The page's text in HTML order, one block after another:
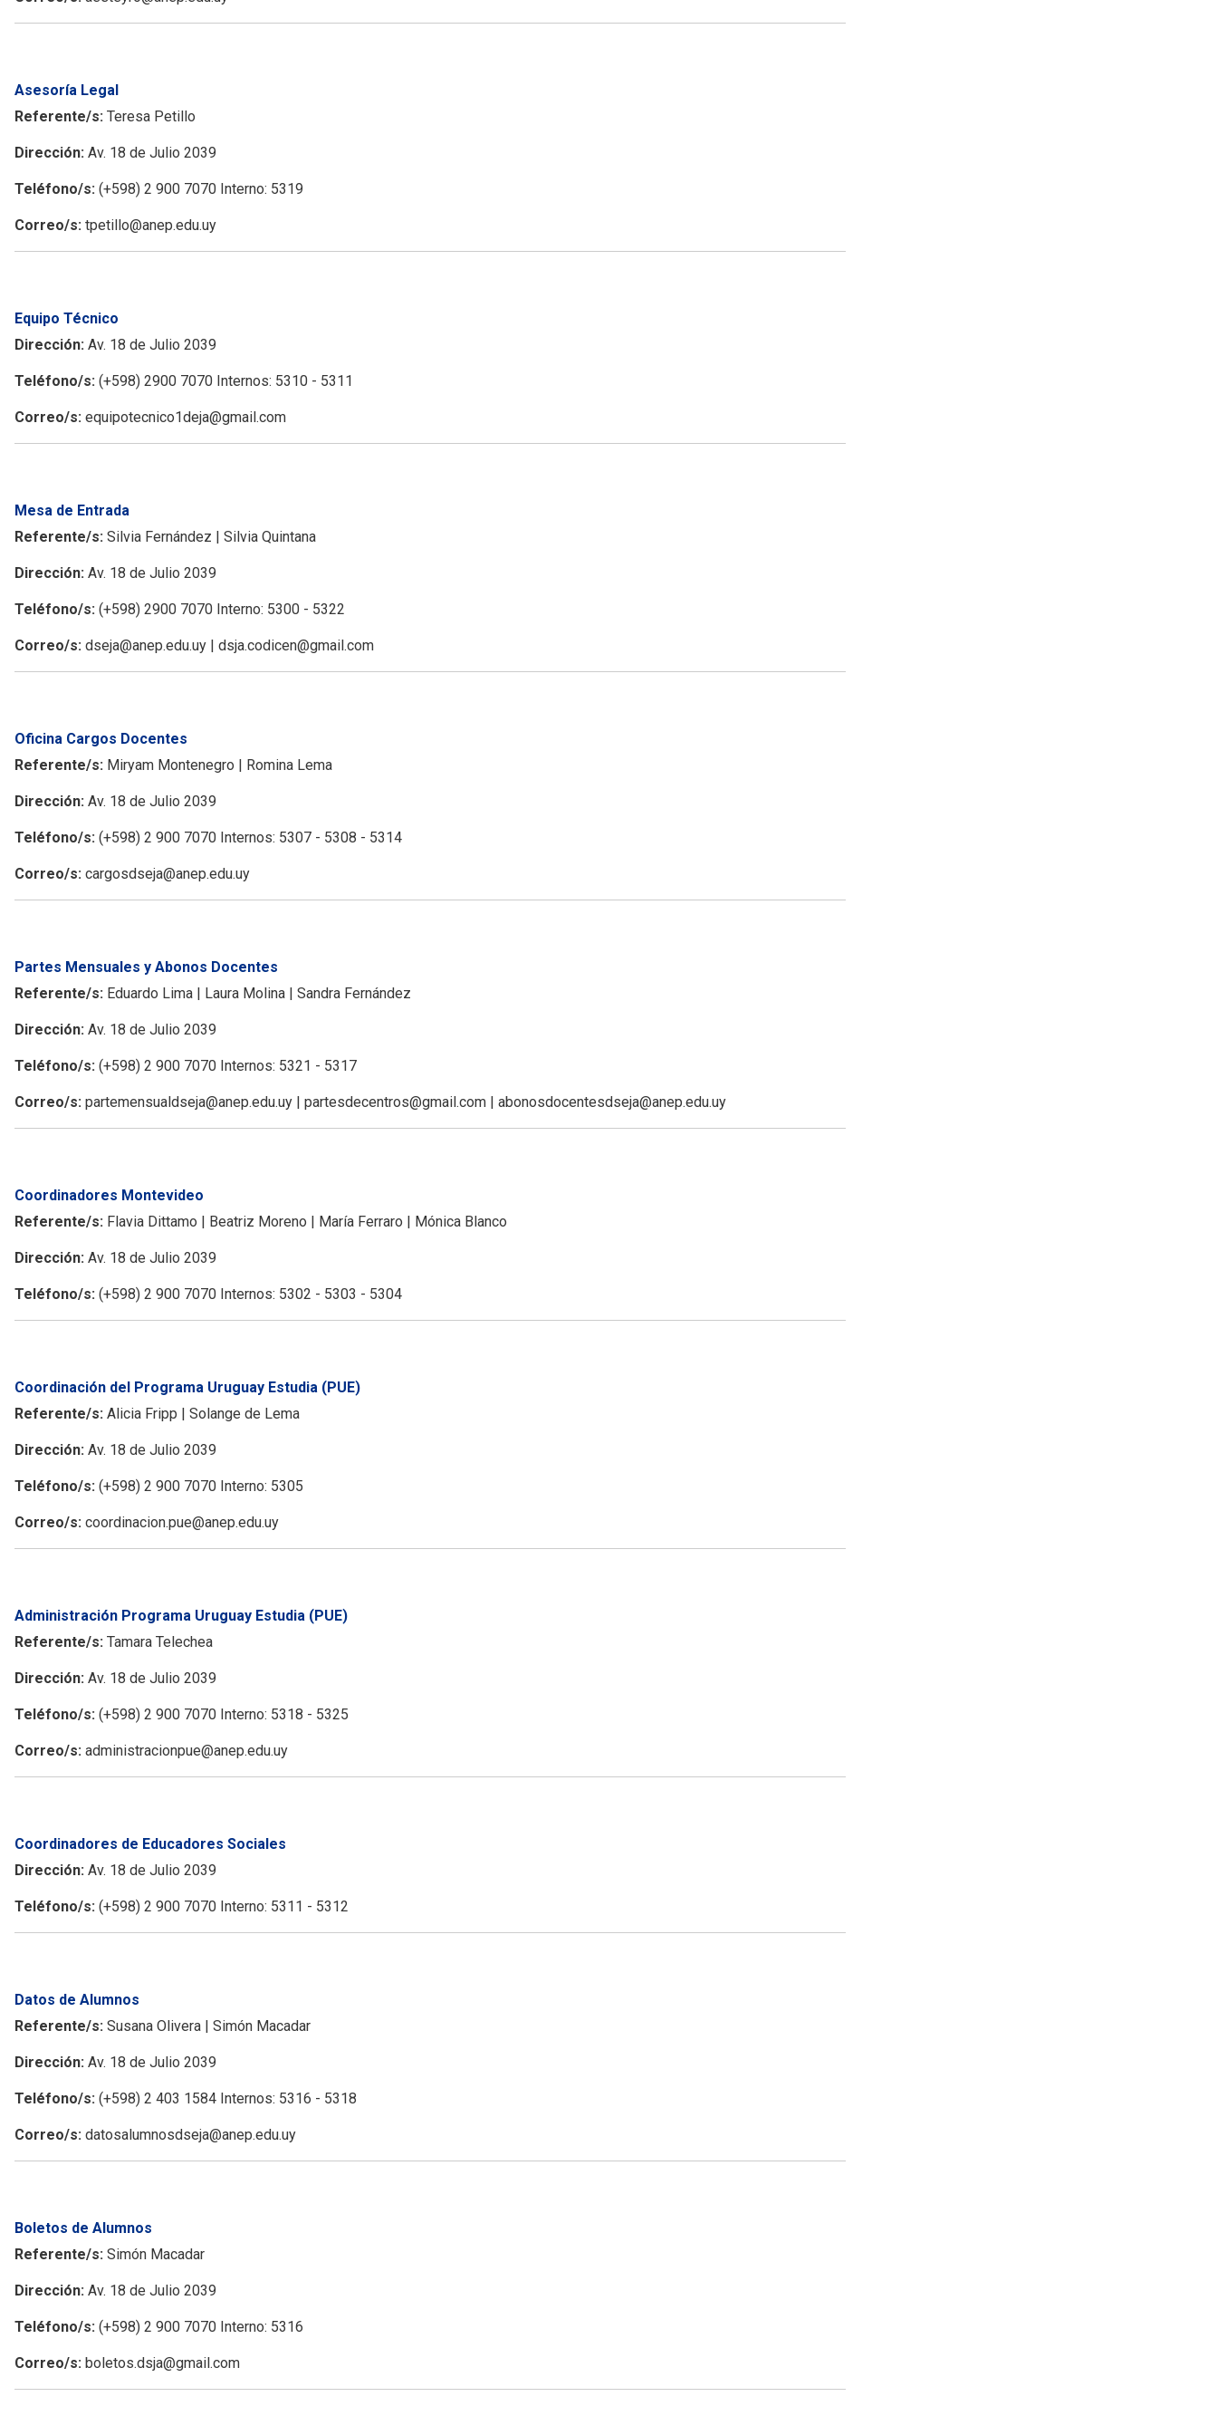
Asesoría Legal
Referente/s: Teresa Petillo
Dirección: Av. 18 de Julio 2039
Teléfono/s: (+598) 2 900 7070 Interno: 5319
Correo/s: tpetillo@anep.edu.uy
Equipo Técnico
Dirección: Av. 18 de Julio 2039
Teléfono/s: (+598) 2900 7070 Internos: 5310 - 5311
Correo/s: equipotecnico1deja@gmail.com
Mesa de Entrada
Referente/s: Silvia Fernández | Silvia Quintana
Dirección: Av. 18 de Julio 2039
Teléfono/s: (+598) 2900 7070 Interno: 5300 - 5322
Correo/s: dseja@anep.edu.uy | dsja.codicen@gmail.com
Oficina Cargos Docentes
Referente/s: Miryam Montenegro | Romina Lema
Dirección: Av. 18 de Julio 2039
Teléfono/s: (+598) 2 900 7070 Internos: 5307 - 5308 - 5314
Correo/s: cargosdseja@anep.edu.uy
Partes Mensuales y Abonos Docentes
Referente/s: Eduardo Lima | Laura Molina | Sandra Fernández
Dirección: Av. 18 de Julio 2039
Teléfono/s: (+598) 2 900 7070 Internos: 5321 - 5317
Correo/s: partemensualdseja@anep.edu.uy | partesdecentros@gmail.com | abonosdocentesdseja@anep.edu.uy
Coordinadores Montevideo
Referente/s: Flavia Dittamo | Beatriz Moreno | María Ferraro | Mónica Blanco
Dirección: Av. 18 de Julio 2039
Teléfono/s: (+598) 2 900 7070 Internos: 5302 - 5303 - 5304
Coordinación del Programa Uruguay Estudia (PUE)
Referente/s: Alicia Fripp | Solange de Lema
Dirección: Av. 18 de Julio 2039
Teléfono/s: (+598) 2 900 7070 Interno: 5305
Correo/s: coordinacion.pue@anep.edu.uy
Administración Programa Uruguay Estudia (PUE)
Referente/s: Tamara Telechea
Dirección: Av. 18 de Julio 2039
Teléfono/s: (+598) 2 900 7070 Interno: 5318 - 5325
Correo/s: administracionpue@anep.edu.uy
Coordinadores de Educadores Sociales
Dirección: Av. 18 de Julio 2039
Teléfono/s: (+598) 2 900 7070 Interno: 5311 - 5312
Datos de Alumnos
Referente/s: Susana Olivera | Simón Macadar
Dirección: Av. 18 de Julio 2039
Teléfono/s: (+598) 2 403 1584 Internos: 5316 - 5318
Correo/s: datosalumnosdseja@anep.edu.uy
Boletos de Alumnos
Referente/s: Simón Macadar
Dirección: Av. 18 de Julio 2039
Teléfono/s: (+598) 2 900 7070 Interno: 5316
Correo/s: boletos.dsja@gmail.com